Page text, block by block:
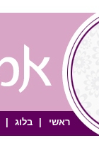
בלוג ראשי